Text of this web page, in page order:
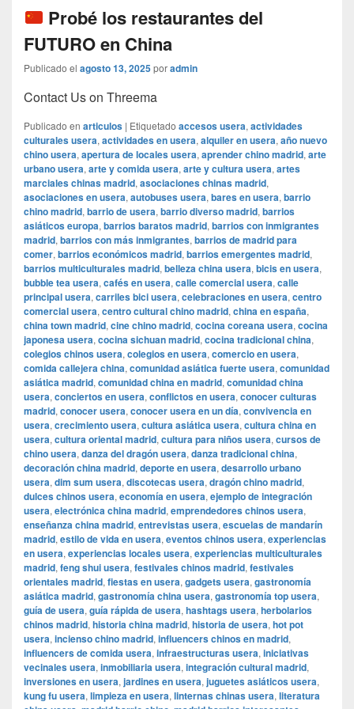
Probé los restaurantes del
FUTURO en China
Publicado el agosto 13, 2025poradmin
Contact Us on Threema
Publicado en articulos | Etiquetado accesos usera, actividades
culturales usera, actividades en usera, alquiler en usera, año nuevo
chino usera, apertura de locales usera, aprender chino madrid, arte
urbano usera, arte y comida usera, arte y cultura usera, artes
marciales chinas madrid, asociaciones chinas madrid,
asociaciones en usera, autobuses usera, bares en usera, barrio
chino madrid, barrio de usera, barrio diverso madrid, barrios
asiáticos europa, barrios baratos madrid, barrios con inmigrantes
madrid, barrios con más inmigrantes, barrios de madrid para
comer, barrios económicos madrid, barrios emergentes madrid,
barrios multiculturales madrid, belleza china usera, bicis en usera,
bubble tea usera, cafés en usera, calle comercial usera, calle
principal usera, carriles bici usera, celebraciones en usera, centro
comercial usera, centro cultural chino madrid, china en españa,
china town madrid, cine chino madrid, cocina coreana usera, cocina
japonesa usera, cocina sichuan madrid, cocina tradicional china,
colegios chinos usera, colegios en usera, comercio en usera,
comida callejera china, comunidad asiática fuerte usera, comunidad
asiática madrid, comunidad china en madrid, comunidad china
usera, conciertos en usera, conflictos en usera, conocer culturas
madrid, conocer usera, conocer usera en un día, convivencia en
usera, crecimiento usera, cultura asiática usera, cultura china en
usera, cultura oriental madrid, cultura para niños usera, cursos de
chino usera, danza del dragón usera, danza tradicional china,
decoración china madrid, deporte en usera, desarrollo urbano
usera, dim sum usera, discotecas usera, dragón chino madrid,
dulces chinos usera, economía en usera, ejemplo de integración
usera, electrónica china madrid, emprendedores chinos usera,
enseñanza china madrid, entrevistas usera, escuelas de mandarín
madrid, estilo de vida en usera, eventos chinos usera, experiencias
en usera, experiencias locales usera, experiencias multiculturales
madrid, feng shui usera, festivales chinos madrid, festivales
orientales madrid, fiestas en usera, gadgets usera, gastronomía
asiática madrid, gastronomía china usera, gastronomía top usera,
guía de usera, guía rápida de usera, hashtags usera, herbolarios
chinos madrid, historia china madrid, historia de usera, hot pot
usera, incienso chino madrid, influencers chinos en madrid,
influencers de comida usera, infraestructuras usera, iniciativas
vecinales usera, inmobiliaria usera, integración cultural madrid,
inversiones en usera, jardines en usera, juguetes asiáticos usera,
kung fu usera, limpieza en usera, linternas chinas usera, literatura